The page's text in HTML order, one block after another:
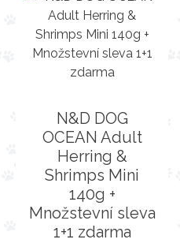
N&D DOG
OCEAN Adult
Herring &
Shrimps Mini
140g +
Množstevní sleva
1+1 zdarma